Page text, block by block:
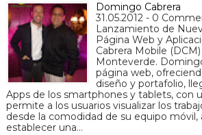
Domingo Cabrera
31.05.2012 - 0
Lanzamiento de
Página Web y
Cabrera Mobile
Monteverde.
página web,
diseño y portafolio,
Apps de los smartphones y tablets, con
permite a los usuarios visualizar los
desde la comodidad de su equipo móvil,
establecer una…